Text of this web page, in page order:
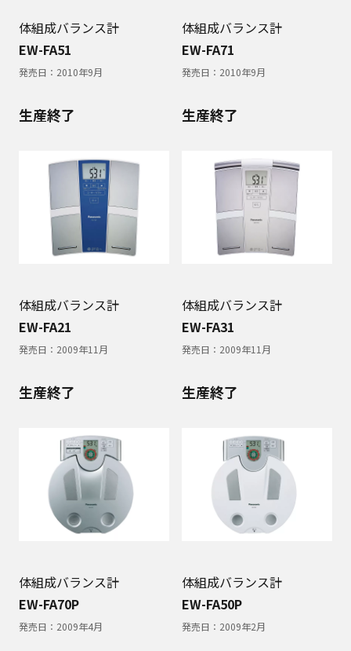
体組成バランス計
EW-FA51
発売日： 2010年9月
体組成バランス計
EW-FA71
発売日： 2010年9月
生産終了
体組成バランス計
EW-FA21
発売日： 2009年11月
生産終了
体組成バランス計
EW-FA31
発売日： 2009年11月
生産終了
体組成バランス計
EW-FA70P
発売日： 2009年4月
生産終了
体組成バランス計
EW-FA50P
発売日： 2009年2月